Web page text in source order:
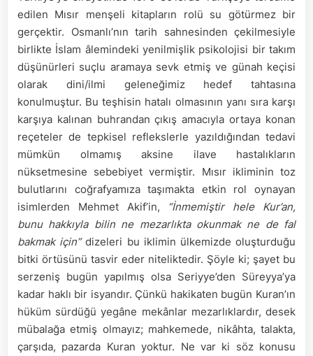
edilen Mısır menşeli kitapların rolü su götürmez bir
gerçektir. Osmanlı’nın tarih sahnesinden çekilmesiyle
birlikte İslam âlemindeki yenilmişlik psikolojisi bir takım
düşünürleri suçlu aramaya sevk etmiş ve günah keçisi
olarak dini/ilmi geleneğimiz hedef tahtasına
konulmuştur. Bu teşhisin hatalı olmasının yanı sıra karşı
karşıya kalınan buhrandan çıkış amacıyla ortaya konan
reçeteler de tepkisel reflekslerle yazıldığından tedavi
mümkün olmamış aksine ilave hastalıkların
nüksetmesine sebebiyet vermiştir. Mısır ikliminin toz
bulutlarını coğrafyamıza taşımakta etkin rol oynayan
isimlerden Mehmet Akif’in, “İnmemiştir hele Kur’an,
bunu hakkıyla bilin ne mezarlıkta okunmak ne de fal
bakmak için”dizeleri bu iklimin ülkemizde oluşturduğu
bitki örtüsünü tasvir eder niteliktedir. Şöyle ki; şayet bu
serzeniş bugün yapılmış olsa Seriyye’den Süreyya’ya
kadar haklı bir isyandır. Çünkü hakikaten bugün Kuran’ın
hüküm sürdüğü yegâne mekânlar mezarlıklardır, desek
mübalağa etmiş olmayız; mahkemede, nikâhta, talakta,
çarşıda, pazarda Kuran yoktur. Ne var ki söz konusu